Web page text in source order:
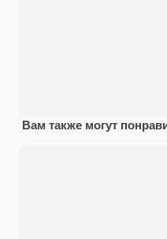
Вам также могут